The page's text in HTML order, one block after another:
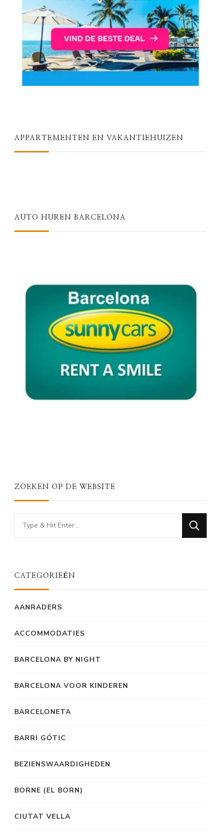
APPARTEMENTEN EN VAKANTIEHUIZEN
AUTO HUREN BARCELONA
ZOEKEN OP DE WEBSITE
Looking
for
CATEGORIEËN
AANRADERS
ACCOMMODATIES
BARCELONA BY NIGHT
BARCELONA VOOR KINDEREN
BARCELONETA
BARRI GÓTIC
BEZIENSWAARDIGHEDEN
BORNE (EL BORN)
CIUTAT VELLA